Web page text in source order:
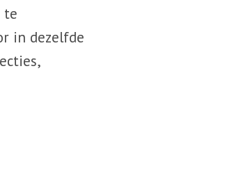
te
in dezelfde